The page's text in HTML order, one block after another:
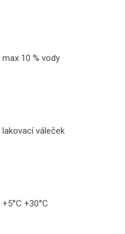
max 10 % vody
lakovací váleček
+5°C +30°C